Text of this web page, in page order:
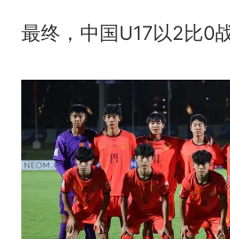
最终，中国U17以2比0